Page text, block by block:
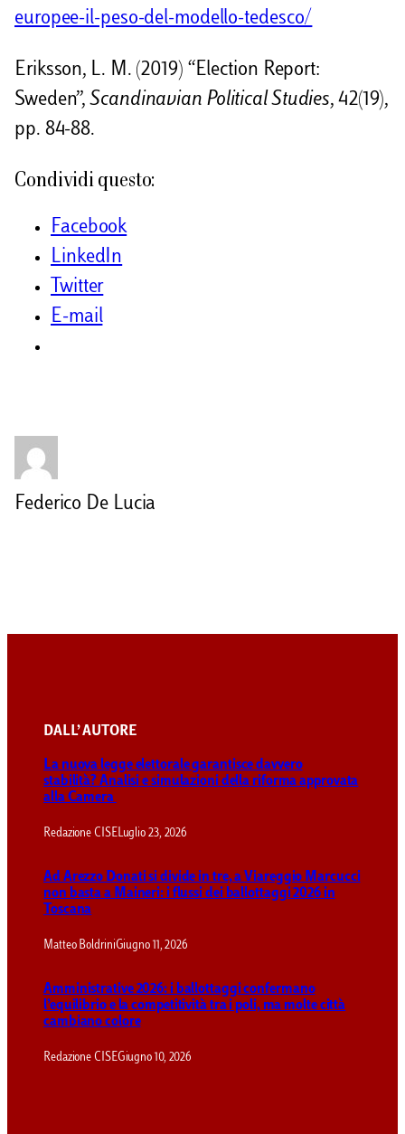
europee-il-peso-del-modello-tedesco/
Eriksson, L. M. (2019) “Election Report:
Sweden”,Scandinavian Political Studies, 42(19),
pp. 84-88.
Condividi questo:
Facebook
LinkedIn
Twitter
E-mail
Federico De Lucia
DALL’ AUTORE
La nuova legge elettorale garantisce davvero
stabilità? Analisi e simulazioni della riforma approvata
alla Camera
Redazione CISE Luglio 23, 2026
Ad Arezzo Donati si divide in tre, a Viareggio Marcucci
non basta a Maineri: i flussi dei ballottaggi 2026 in
Toscana
Matteo BoldriniGiugno 11, 2026
Amministrative 2026: i ballottaggi confermano
l’equilibrio e la competitività tra i poli, ma molte città
cambiano colore
Redazione CISEGiugno 10, 2026